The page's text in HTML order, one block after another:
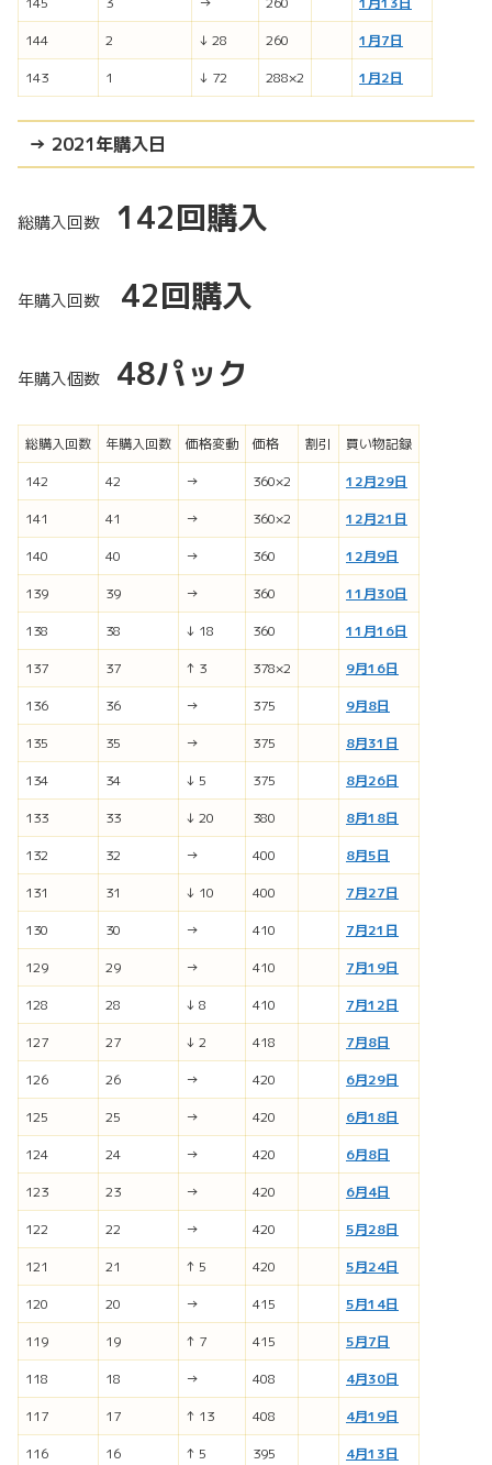
144
2 ↓ 28 260
1月7日
143
1 ↓ 72 288×2 1月2日
→ 2021年購入日
総購入回数 142回購入
年購入回数 42回購入
年購入個数 48パック
総購入回数 年購入回数 価格変動 価格 割引
買い物記録
142
42 → 360×2
12月29日
141
41 → 360×2
12月21日
140
40 → 360
12月9日
139
39 → 360
11月30日
138
38 ↓ 18 360
11月16日
137
37 ↑ 3 378×2
9月16日
136
36 → 375
9月8日
135
35 → 375
8月31日
134
34 ↓ 5 375
8月26日
133
33 ↓ 20 380
8月18日
132
32 → 400
8月5日
131
31 ↓ 10 400
7月27日
130
30 → 410
7月21日
129
29 → 410
7月19日
128
28 ↓ 8 410
7月12日
127
27 ↓ 2 418
7月8日
126
26 → 420
6月29日
125
25 → 420
6月18日
124
24 → 420
6月8日
123
23 → 420
6月4日
122
22 → 420
5月28日
121
21 ↑ 5 420
5月24日
120
20 → 415
5月14日
119
19 ↑ 7 415
5月7日
118
18 → 408
4月30日
117
17 ↑ 13 408
4月19日
116
16 ↑ 5 395
4月13日